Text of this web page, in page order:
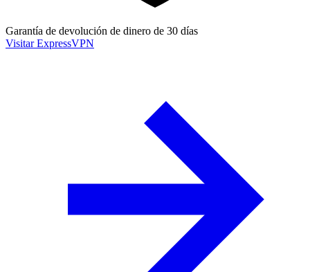
Garantía de devolución de dinero de 30 días
Visitar ExpressVPN